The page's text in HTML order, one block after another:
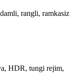
rangli, ramkasiz
HDR, tungi rejim,